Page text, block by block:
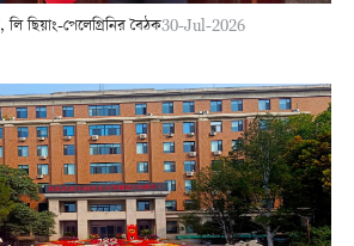
ছিয়াং-পেলেগ্রিনির বৈঠক30-Jul-2026